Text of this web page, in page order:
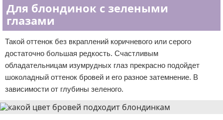
Для блондинок с зелеными
глазами
Такой оттенок без вкраплений коричневого или серого
достаточно большая редкость. Счастливым
обладательницам изумрудных глаз прекрасно подойдет
шоколадный оттенок бровей и его разное затемнение. В
зависимости от глубины зеленого.